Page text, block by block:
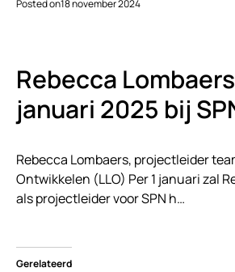
Posted on18 november 2024
Rebecca
januari 2025 bij
Rebecca Lombaers, projectleider
Ontwikkelen (LLO) Per 1 januari zal
als projectleider voor SPN h…
Gerelateerd